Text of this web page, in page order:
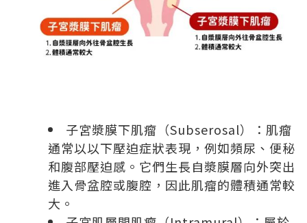
子宮漿膜下肌瘤（Subserosal）：肌瘤
通常以以下壓迫症狀表現，例如頻尿、便秘
和腹部壓迫感。它們生長自漿膜層向外突出
進入骨盆腔或腹腔，因此肌瘤的體積通常較
大。